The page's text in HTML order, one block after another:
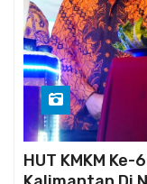
HUT KMKM